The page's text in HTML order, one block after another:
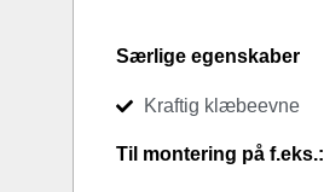
Særlige egenskaber
Kraftig klæbeevne
Til montering på f.eks.: